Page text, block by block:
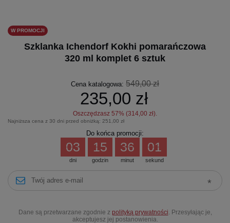
W PROMOCJI
Szklanka Ichendorf Kokhi pomarańczowa
320 ml komplet 6 sztuk
Cena katalogowa: 549,00 zł
235,00 zł
Oszczędzasz 57% (314,00 zł).
Najniższa cena z 30 dni przed obniżką: 251,00 zł
Do końca promocji:
dni
03
godzin
15
minut
36
sekund
01
Dane są przetwarzane zgodnie z polityką prywatności . Przesyłając je,
akceptujesz jej postanowienia.